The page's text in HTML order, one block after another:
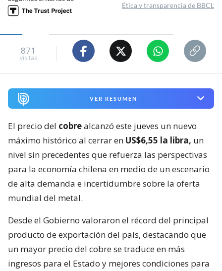
Ética y transparencia de BBCL
871
visitas
VER RESUMEN
El precio del cobrealcanzó este jueves un nuevo
máximo histórico al cerrar en US$6,55 la libra, un
nivel sin precedentes que refuerza las perspectivas
para la economía chilena en medio de un escenario
de alta demanda e incertidumbre sobre la oferta
mundial del metal.
Desde el Gobierno valoraron el récord del principal
producto de exportación del país, destacando que
un mayor precio del cobre se traduce en más
ingresos para el Estado y mejores condiciones para